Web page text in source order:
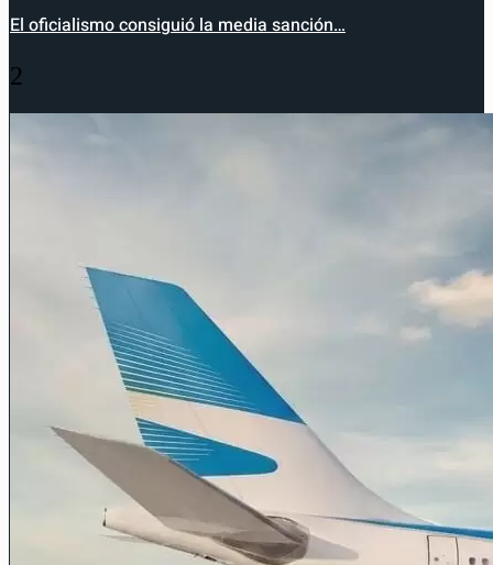
El oficialismo consiguió la media sanción…
2